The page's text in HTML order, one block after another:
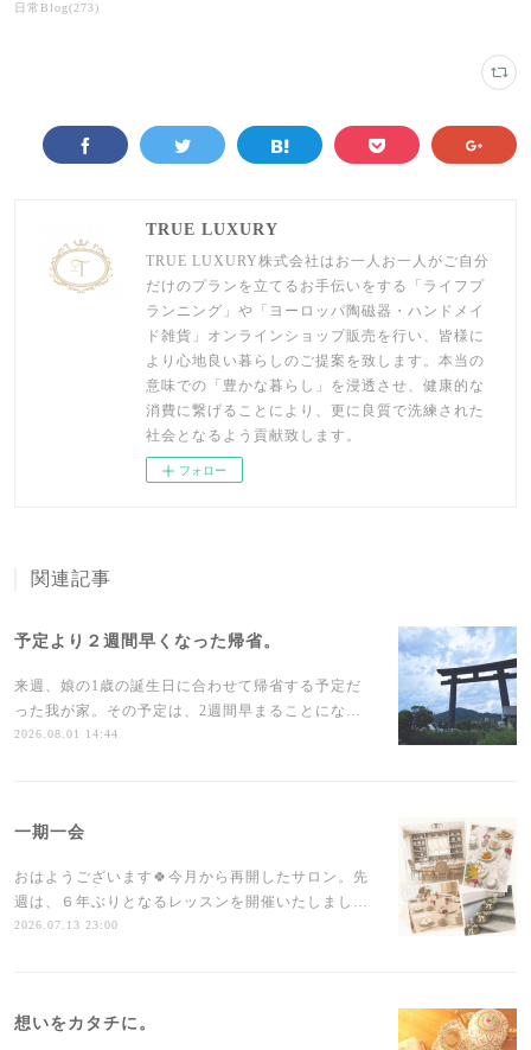
日常Blog(273)
TRUE LUXURY
TRUE LUXURY株式会社はお一人お一人がご自分
だけのプランを立てるお手伝いをする「ライフプ
ランニング」や「ヨーロッパ陶磁器・ハンドメイ
ド雑貨」オンラインショップ販売を行い、皆様に
より心地良い暮らしのご提案を致します。本当の
意味での「豊かな暮らし」を浸透させ、健康的な
消費に繋げることにより、更に良質で洗練された
社会となるよう貢献致します。
フォロー
関連記事
予定より２週間早くなった帰省。
来週、娘の1歳の誕生日に合わせて帰省する予定だ
った我が家。その予定は、2週間早まることにな…
2026.08.01 14:44
一期一会
おはようございます🍀今月から再開したサロン。先
週は、６年ぶりとなるレッスンを開催いたしまし…
2026.07.13 23:00
想いをカタチに。